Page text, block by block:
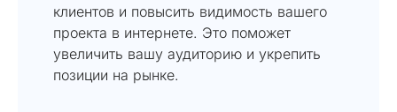
клиентов и повысить видимость вашего
проекта в интернете. Это поможет
увеличить вашу аудиторию и укрепить
позиции на рынке.